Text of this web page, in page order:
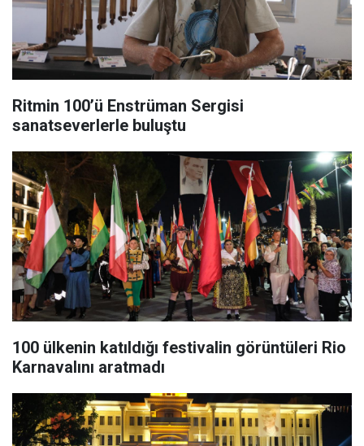
Ritmin 100’ü Enstrüman Sergisi
sanatseverlerle buluştu
100 ülkenin katıldığı festivalin görüntüleri Rio
Karnavalını aratmadı